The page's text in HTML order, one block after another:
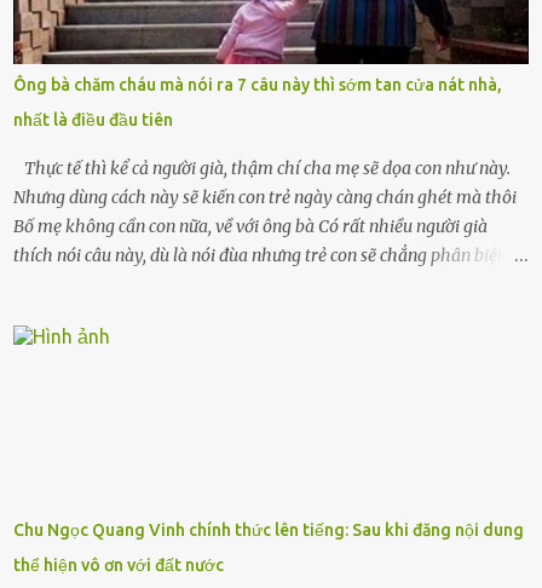
mất sớm. Tôi chẳng có anh chị em. Họ hàng cũng thưa thớt, chẳng
ai thân thiết đến mức có thể mở lòng cho tôi tá túc. Bạn bè? Ai cũng
bận rộn với gia đình riêng của họ. Tôi đã từng đặt cược cả thanh
xuân vào người chồng ấy – và giờ, tôi chỉ còn lại chính mình. Tôi lên
chiếc xe buýt cuối ngày, trốn chạy khỏi thành phố và nỗi đau. Tôi v...
Ông bà chăm cháu mà nói ra 7 câu này thì sớm tan cửa nát nhà,
nhất là điều đầu tiên
Thực tế thì kể cả người già, thậm chí cha mẹ sẽ dọa con như này.
Nhưng dùng cách này sẽ kiến con trẻ ngày càng chán ghét mà thôi
Bố mẹ không cần con nữa, về với ông bà Có rất nhiều người già
thích nói câu này, dù là nói đùa nhưng trẻ con sẽ chẳng phân biệt
khuyên nhủ con thật cẩn thận. Nếu cháu không nghe lời, cảnh sát
để được giúp đỡ thì có thể sẽ bỏ lỡ cơ hội và gặp nguy hiểm. Trẻ con
có biết gì đâu Nhiều người cứ coi trẻ còn nhỏ nên dù có phạm sai
lầm, thì họ cũng không trách mắng. Nhưng nếu người lớn tuổi
Chu Ngọc Quang Vinh chính thức lên tiếng: Sau khi đăng nội dung
thể hiện vô ơn với đất nước